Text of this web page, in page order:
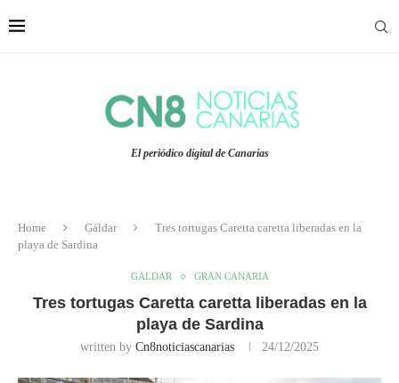
El periódico digital de Canarias
Home Gáldar
Tres tortugas Caretta caretta liberadas en la
playa de Sardina
GÁLDAR GRAN CANARIA
Tres tortugas Caretta caretta liberadas en la
playa de Sardina
written by Cn8noticiascanarias 24/12/2025